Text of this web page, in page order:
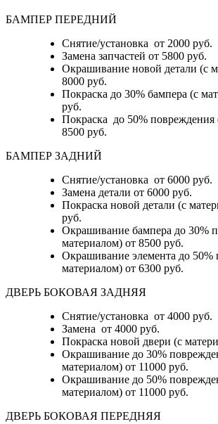
БАМПЕР ПЕРЕДНИЙ
Снятие/установка от 2000 руб.
Замена запчастей от 5800 руб.
Окрашивание новой детали (с
8000 руб.
Покраска до 30% бампера (с
руб.
Покраска до 50% повреждения
8500 руб.
БАМПЕР ЗАДНИЙ
Снятие/установка от 6000 руб.
Замена детали от 6000 руб.
Покраска новой детали (с
руб.
Окрашивание бампера до 30%
материалом) от 8500 руб.
Окрашивание элемента до 50%
материалом) от 6300 руб.
ДВЕРЬ БОКОВАЯ ЗАДНЯЯ
Снятие/установка от 4000 руб.
Замена от 4000 руб.
Покраска новой двери (с
Окрашивание до 30%
материалом) от 11000 руб.
Окрашивание до 50%
материалом) от 11000 руб.
ДВЕРЬ БОКОВАЯ ПЕРЕДНЯЯ